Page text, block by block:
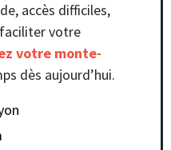
accès difficiles,
votre
votre monte-
dès aujourd’hui.